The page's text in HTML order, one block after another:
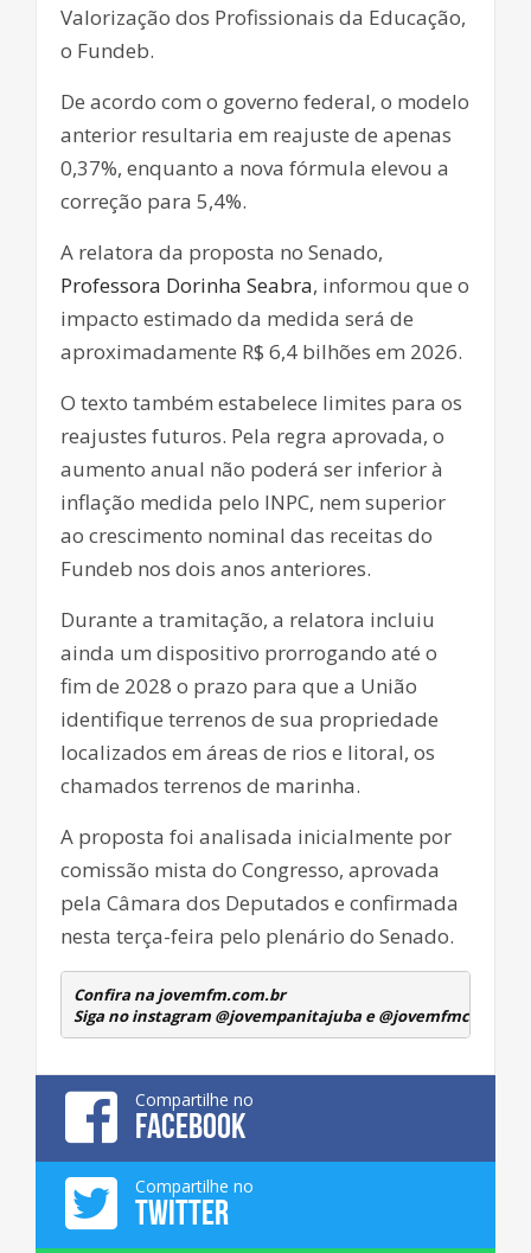
Valorização dos Profissionais da Educação,
o Fundeb.
De acordo com o governo federal, o modelo
anterior resultaria em reajuste de apenas
0,37%, enquanto a nova fórmula elevou a
correção para 5,4%.
A relatora da proposta no Senado,
Professora Dorinha Seabra, informou que o
impacto estimado da medida será de
aproximadamente R$ 6,4 bilhões em 2026.
O texto também estabelece limites para os
reajustes futuros. Pela regra aprovada, o
aumento anual não poderá ser inferior à
inflação medida pelo INPC, nem superior
ao crescimento nominal das receitas do
Fundeb nos dois anos anteriores.
Durante a tramitação, a relatora incluiu
ainda um dispositivo prorrogando até o
fim de 2028 o prazo para que a União
identifique terrenos de sua propriedade
localizados em áreas de rios e litoral, os
chamados terrenos de marinha.
A proposta foi analisada inicialmente por
comissão mista do Congresso, aprovada
pela Câmara dos Deputados e confirmada
nesta terça-feira pelo plenário do Senado.
Confira na jovemfm.com.br
Siga no instagram @jovempanitajuba e
Compartilhe no
FACEBOOK
Compartilhe no
TWITTER